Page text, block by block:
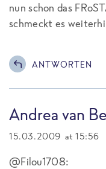
nun schon das
schmeckt es
ANTWORTEN
Andrea van
15.03.2009 at 15:56
@Filou1708: